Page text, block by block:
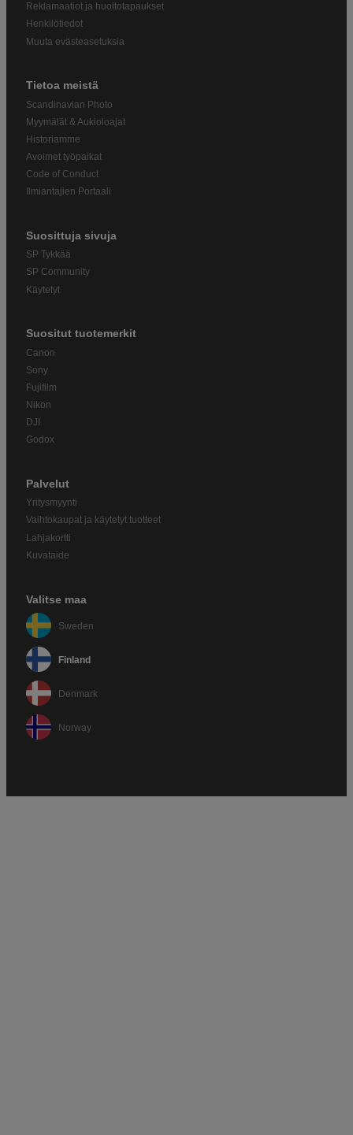
Reklamaatiot ja huoltotapaukset
Henkilötiedot
Muuta evästeasetuksia
Tietoa meistä
Scandinavian Photo
Myymälät & Aukioloajat
Historiamme
Avoimet työpaikat
Code of Conduct
Ilmiantajien Portaali
Suosittuja sivuja
SP Tykkää
SP Community
Käytetyt
Suositut tuotemerkit
Canon
Sony
Fujifilm
Nikon
DJI
Godox
Palvelut
Yritysmyynti
Vaihtokaupat ja käytetyt tuotteet
Lahjakortti
Kuvataide
Valitse maa
Sweden
Finland
Denmark
Norway